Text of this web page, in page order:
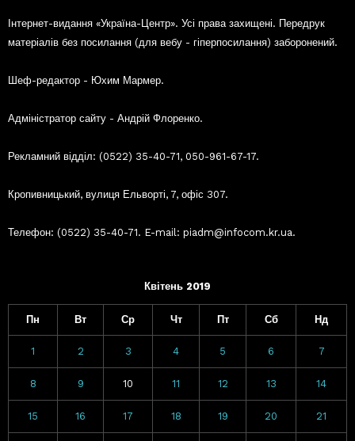
Інтернет-видання «Україна-Центр». Усі права захищені. Передрук
матеріалів без посилання (для вебу - гіперпосилання) заборонений.
Шеф-редактор - Юхим Мармер.
Адміністратор сайту - Андрій Флоренко.
Рекламний відділ: (0522) 35-40-71, 050-961-67-17.
Кропивницький, вулиця Ельворті, 7, офіс 307.
Телефон: (0522) 35-40-71. E-mail: piadm@infocom.kr.ua.
Квітень 2019
Пн Вт Ср Чт Пт Сб Нд
1 2 3 4 5 6 7
8 9 10 11 12 13 14
15 16 17 18 19 20 21